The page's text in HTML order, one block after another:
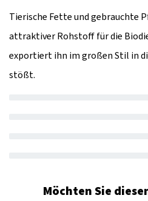
Tierische Fette und gebrauchte
attraktiver Rohstoff für die
exportiert ihn im großen Stil in
stößt.
Möchten Sie